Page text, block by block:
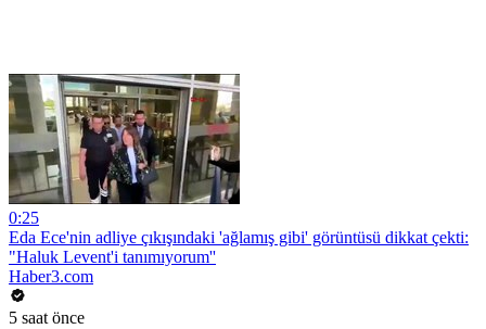
0:25
Eda Ece'nin adliye çıkışındaki 'ağlamış gibi' görüntüsü dikkat çekti:
"Haluk Levent'i tanımıyorum''
Haber3.com
5 saat önce